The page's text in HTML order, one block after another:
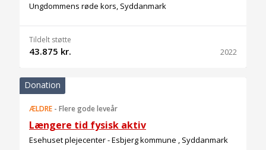
Ungdommens røde kors, Syddanmark
Tildelt støtte
43.875 kr. 2022
Donation
ÆLDRE - Flere gode leveår
Længere tid fysisk aktiv
Esehuset plejecenter - Esbjerg kommune , Syddanmark